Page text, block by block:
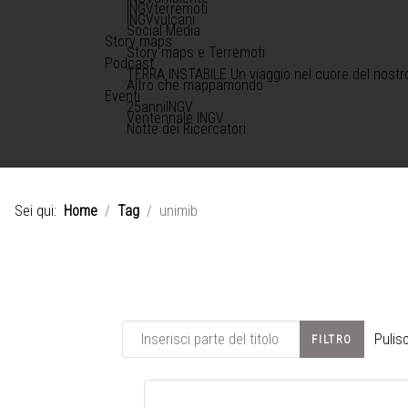
INGVterremoti
INGVvulcani
Social Media
Story maps
Story maps e Terremoti
Podcast
TERRA INSTABILE Un viaggio nel cuore del
Altro che mappamondo
Eventi
25anniINGV
Ventennale INGV
Notte dei Ricercatori
Sei qui: Home Tag unimib
Inserisci parte del titolo FILTRO